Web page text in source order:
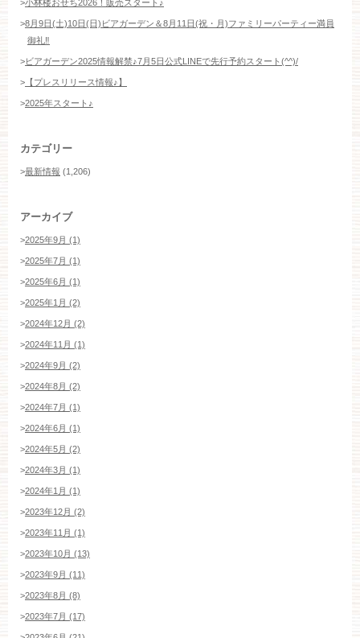
>小林楼おせち2026！販売スタート♪
>8月9日(土)10日(日)ビアガーデン＆8月11日(祝・月)ファミリーパーティー満員
御礼‼️
>ビアガーデン2025情報解禁♪7月5日公式LINEで先行予約スタート(^^)/
> 【プレスリリース情報♪】
>2025年スタート♪
カテゴリー
>最新情報 (1,206)
アーカイブ
>2025年9月 (1)
>2025年7月 (1)
>2025年6月 (1)
>2025年1月 (2)
>2024年12月 (2)
>2024年11月 (1)
>2024年9月 (2)
>2024年8月 (2)
>2024年7月 (1)
>2024年6月 (1)
>2024年5月 (2)
>2024年3月 (1)
>2024年1月 (1)
>2023年12月 (2)
>2023年11月 (1)
>2023年10月 (13)
>2023年9月 (11)
>2023年8月 (8)
>2023年7月 (17)